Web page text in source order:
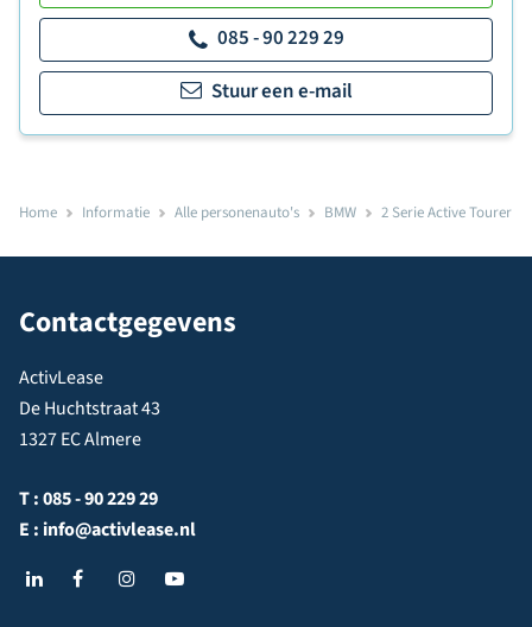
085 - 90 229 29
Stuur een e-mail
Home Informatie Alle personenauto's BMW 2 Serie Active Tourer
Contactgegevens
ActivLease
De Huchtstraat 43
1327 EC Almere
T :085 - 90 229 29
E : info@activlease.nl